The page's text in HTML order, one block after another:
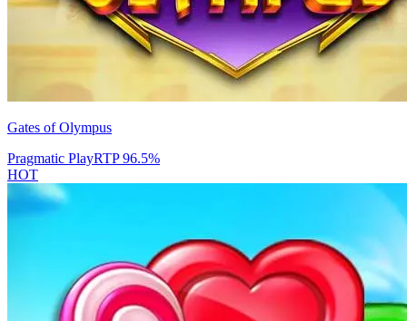
Gates of Olympus
Pragmatic PlayRTP96.5%
HOT